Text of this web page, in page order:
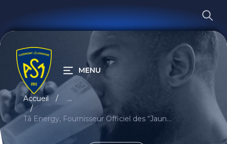
RECHERCHER
MENU
Accueil ...
Tā Energy, Fournisseur Officiel des “Jaune et Bleu”